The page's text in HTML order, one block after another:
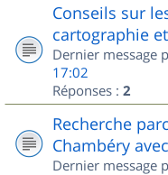
Conseils sur
cartographie
Dernier message
17:02
Réponses : 2
Recherche
Chambéry
Dernier message